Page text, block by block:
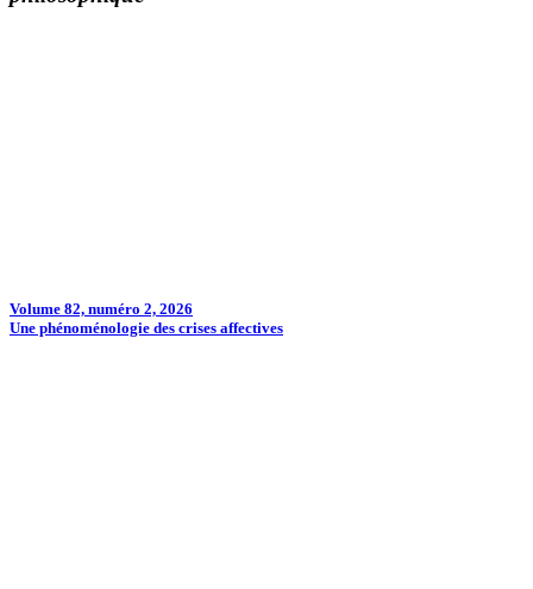
Volume 82, numéro 2, 2026
Une phénoménologie des crises affectives